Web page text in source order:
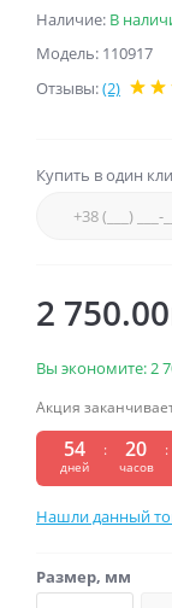
Наличие: В
Модель: 110917
Отзывы:(2)
Купить в один
2
Вы экономите:2
Акция
54
дней
: 20
часов
:
Нашли данный
Размер, мм